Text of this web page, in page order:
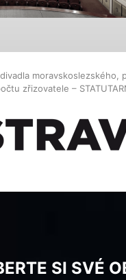
moravskoslezského,
zřizovatele –
SI SVÉ